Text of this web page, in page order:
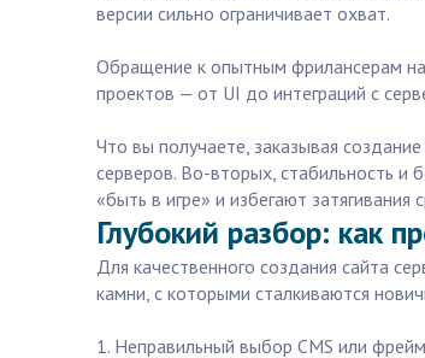
версии сильно ограничивает охват.
Обращение к опытным фрилансерам
проектов — от UI до интеграций с
Что вы получаете, заказывая
серверов. Во-вторых, стабильность и
«быть в игре» и избегают
Глубокий разбор: как
Для качественного создания сайта
камни, с которыми сталкиваются
1. Неправильный выбор CMS или